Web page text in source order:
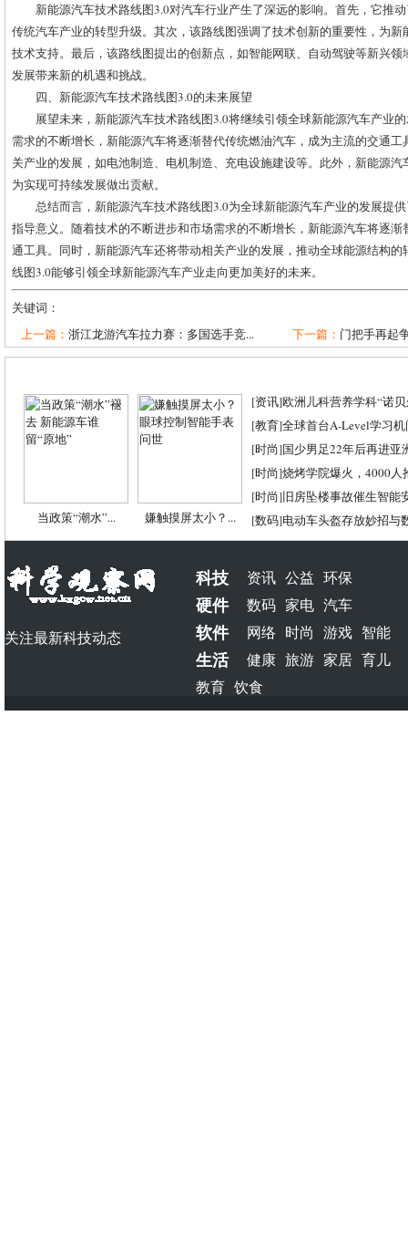
新能源汽车技术路线图3.0对汽车行业产生了深远的影响。首先，它推
传统汽车产业的转型升级。其次，该路线图强调了技术创新的重要性，为
技术支持。最后，该路线图提出的创新点，如智能网联、自动驾驶等新兴
发展带来新的机遇和挑战。
四、新能源汽车技术路线图3.0的未来展望
展望未来，新能源汽车技术路线图3.0将继续引领全球新能源汽车产业
需求的不断增长，新能源汽车将逐渐替代传统燃油汽车，成为主流的交通
关产业的发展，如电池制造、电机制造、充电设施建设等。此外，新能源
为实现可持续发展做出贡献。
总结而言，新能源汽车技术路线图3.0为全球新能源汽车产业的发展提
指导意义。随着技术的不断进步和市场需求的不断增长，新能源汽车将逐
通工具。同时，新能源汽车还将带动相关产业的发展，推动全球能源结构
线图3.0能够引领全球新能源汽车产业走向更加美好的未来。
关键词：
上一篇： 浙江龙游汽车拉力赛：多国选手竞... 下一篇： 门把手再起
当政策“潮水”... 嫌触摸屏太小？...
[资讯]欧洲儿科营养学科“诺
[教育]全球首台A-Level学习
[时尚]国少男足22年后再进亚
[时尚]烧烤学院爆火，4000人
[时尚]旧房坠楼事故催生智能
[数码]电动车头盔存放妙招与
关注最新科技动态
科技 资讯 公益 环保
硬件 数码 家电 汽车
软件 网络 时尚 游戏 智能
生活 健康 旅游 家居 育儿
教育 饮食